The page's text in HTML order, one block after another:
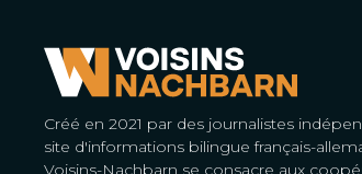
Créé en 2021 par des journalistes
site d'informations bilingue français-
Voisins-Nachbarn se consacre aux